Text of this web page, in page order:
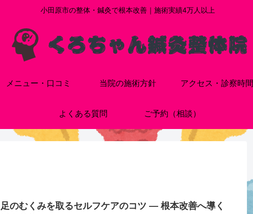
小田原市の整体・鍼灸で根本改善｜施術実績4万人以上
メニュー・口コミ 当院の施術方針 アクセス・診察時間
よくある質問 ご予約（相談）
足のむくみを取るセルフケアのコツ — 根本改善へ導く